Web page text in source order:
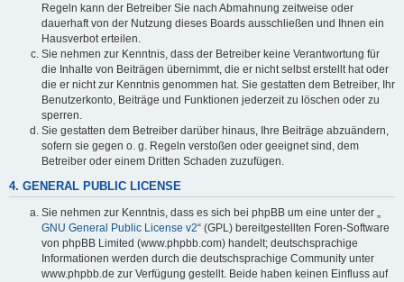
Regeln kann der Betreiber Sie nach Abmahnung zeitweise oder
dauerhaft von der Nutzung dieses Boards ausschließen und Ihnen ein
Hausverbot erteilen.
Sie nehmen zur Kenntnis, dass der Betreiber keine Verantwortung für
die Inhalte von Beiträgen übernimmt, die er nicht selbst erstellt hat oder
die er nicht zur Kenntnis genommen hat. Sie gestatten dem Betreiber, Ihr
Benutzerkonto, Beiträge und Funktionen jederzeit zu löschen oder zu
sperren.
Sie gestatten dem Betreiber darüber hinaus, Ihre Beiträge abzuändern,
sofern sie gegen o. g. Regeln verstoßen oder geeignet sind, dem
Betreiber oder einem Dritten Schaden zuzufügen.
4. GENERAL PUBLIC LICENSE
Sie nehmen zur Kenntnis, dass es sich bei phpBB um eine unter der „
GNU General Public License v2“ (GPL) bereitgestellten Foren-Software
von phpBB Limited (www.phpbb.com) handelt; deutschsprachige
Informationen werden durch die deutschsprachige Community unter
www.phpbb.de zur Verfügung gestellt. Beide haben keinen Einfluss auf